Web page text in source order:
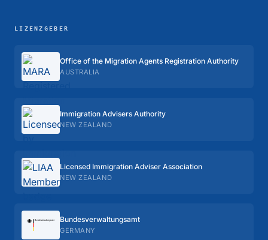
LIZENZGEBER
Office of the Migration Agents Registration Authority
AUSTRALIA
Immigration Advisers Authority
NEW ZEALAND
Licensed Immigration Adviser Association
NEW ZEALAND
Bundes­verwaltungs­amt
GERMANY